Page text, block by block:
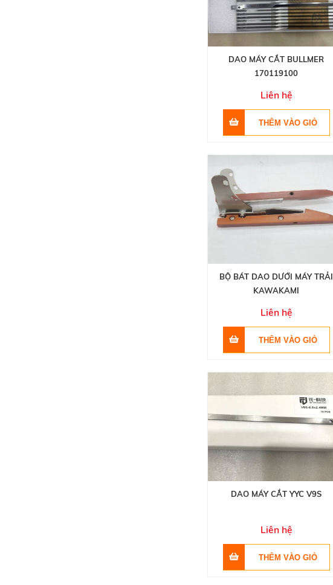
DAO MÁY CẮT BULLMER
170119100
Liên hệ
BỘ BÁT DAO DƯỚI MÁY TRẢI
KAWAKAMI
Liên hệ
DAO MÁY CẮT YYC V9S
Liên hệ